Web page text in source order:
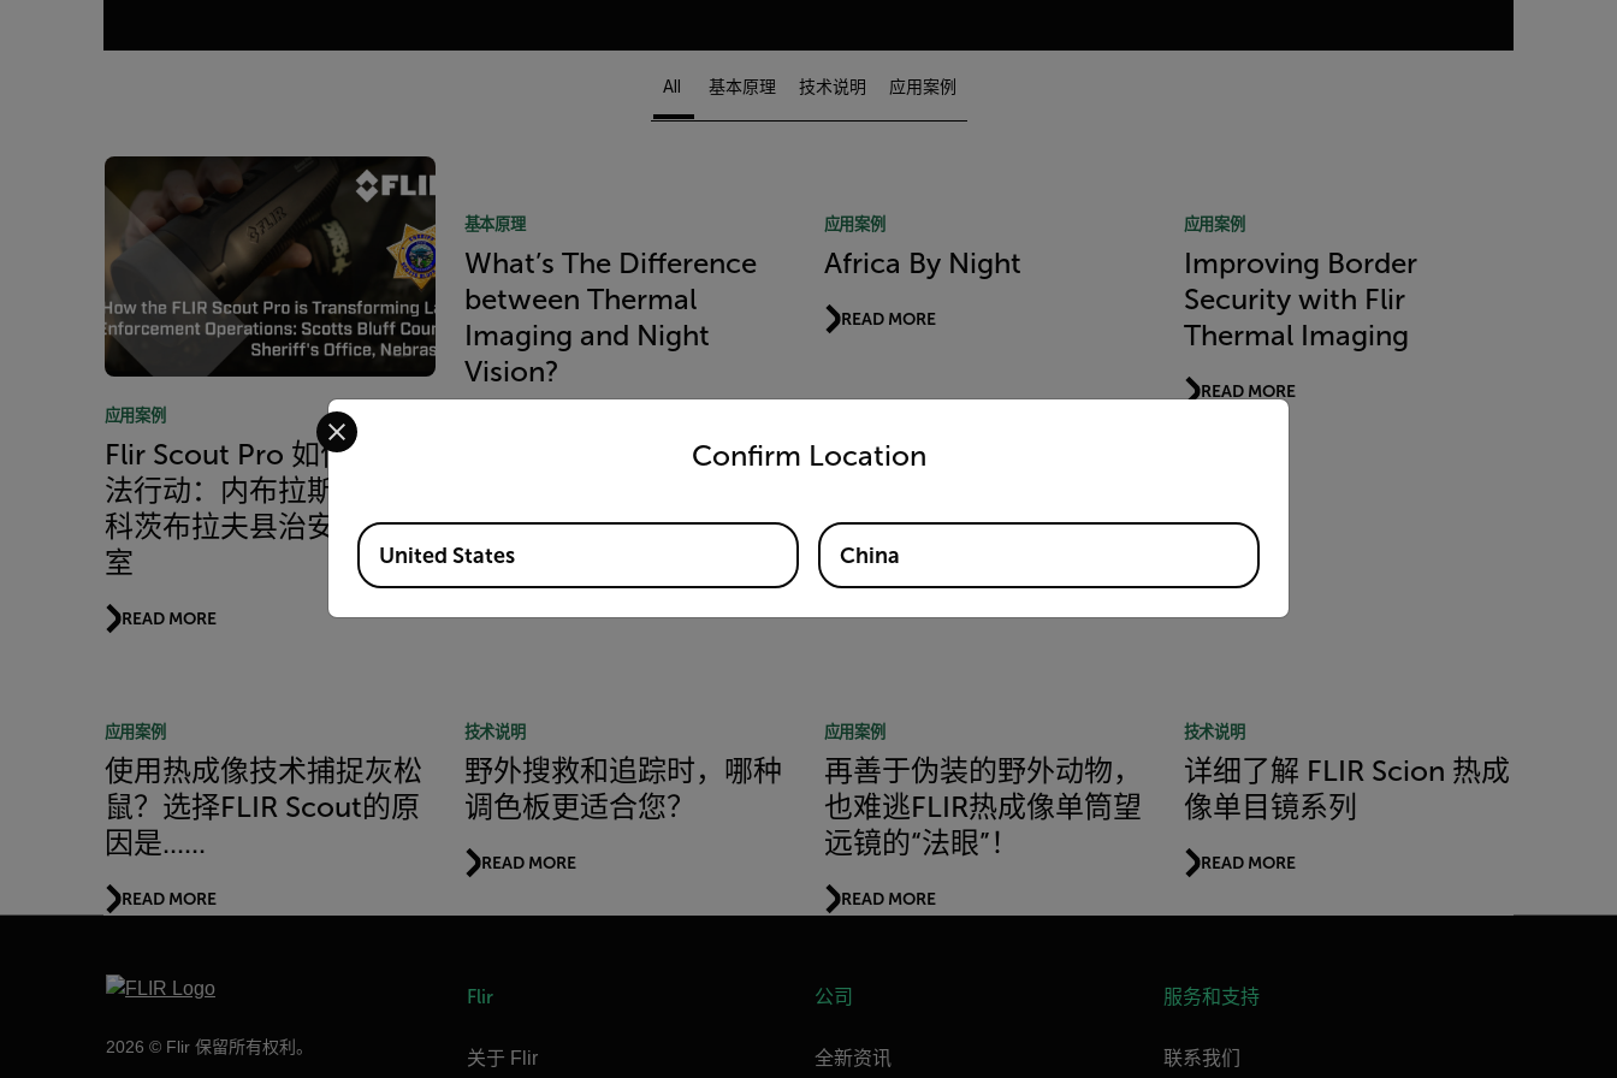
All 基本原理 技术说明 应用案例
应用案例
Flir Scout Pro 如何革新执
法行动：内布拉斯加州斯
科茨布拉夫县治安官办公
室
READ MORE
基本原理
What’s The Difference
between Thermal
Imaging and Night
Vision?
应用案例
Africa By Night
READ MORE
应用案例
Improving Border
Security with Flir
Thermal Imaging
READ MORE
应用案例
使用热成像技术捕捉灰松
鼠？选择FLIR Scout的原
因是......
READ MORE
技术说明
野外搜救和追踪时，哪种
调色板更适合您？
READ MORE
应用案例
再善于伪装的野外动物，
也难逃FLIR热成像单筒望
远镜的“法眼”！
READ MORE
技术说明
详细了解 FLIR Scion 热成
像单目镜系列
READ MORE
2026 © Flir 保留所有权利。
Flir
关于 Flir
公司
全新资讯
服务和支持
联系我们
Confirm Location
Select your preferred country and language from the options below to access the appropriate version of our website.
Available Locations
United States China